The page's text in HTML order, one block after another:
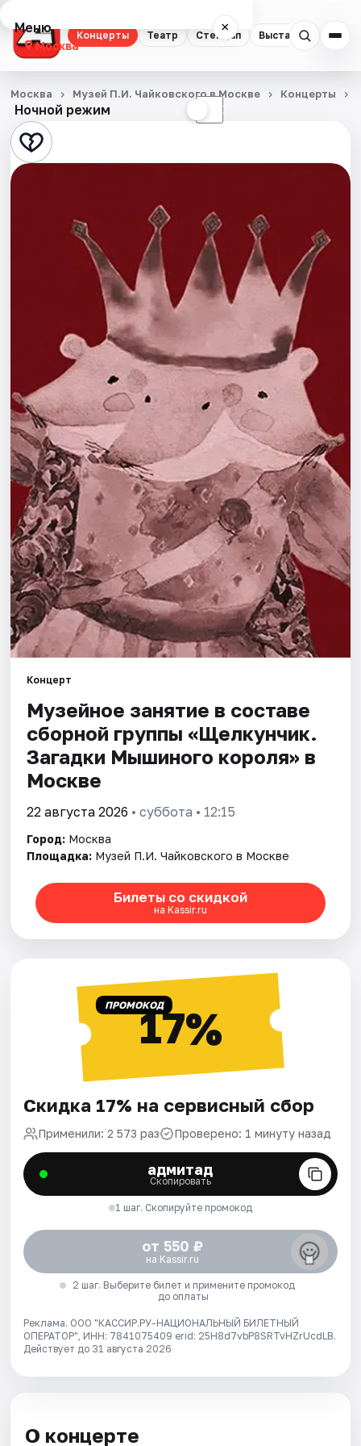
Концерты Театр Стендап Выставки
Меню ×
Москва
Концерты
Театр
Стендап
События
Города
Площадки
Артисты
Рейтинги
Ночной режим ☾
Москва Музей П.И. Чайковского в Москве Концерты
Концерт
Музейное занятие в составе
сборной группы «Щелкунчик.
Загадки Мышиного кoроля» в
Москве
22 августа 2026 • суббота • 12:15
Город: Москва
Площадка: Музей П.И. Чайковского в Москве
Билеты со скидкой
на Kassir.ru
ПРОМОКОД17%
Скидка 17% на сервисный сбор
Применили: 2 573 раз Проверено: 1 минуту назад
адмитад
Скопировать
1 шаг. Скопируйте промокод
от 550 ₽
на Kassir.ru
2 шаг. Выберите билет и примените промокод
до оплаты
Реклама. ООО "КАССИР.РУ-НАЦИОНАЛЬНЫЙ БИЛЕТНЫЙ
ОПЕРАТОР", ИНН: 7841075409 erid: 25H8d7vbP8SRTvHZrUcdLB.
Действует до 31 августа 2026
О концерте